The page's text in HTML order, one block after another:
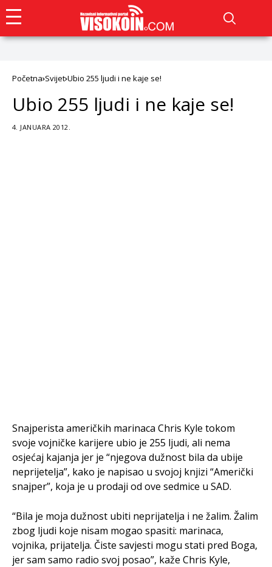
Početna Svijet Ubio 255 ljudi i ne kaje se!
Ubio 255 ljudi i ne kaje se!
4. JANUARA 2012.
Snajperista američkih marinaca Chris Kyle tokom
svoje vojničke karijere ubio je 255 ljudi, ali nema
osjećaj kajanja jer je “njegova dužnost bila da ubije
neprijetelja”, kako je napisao u svojoj knjizi “Američki
snajper”, koja je u prodaji od ove sedmice u SAD.
“Bila je moja dužnost ubiti neprijatelja i ne žalim. Žalim
zbog ljudi koje nisam mogao spasiti: marinaca,
vojnika, prijatelja. Čiste savjesti mogu stati pred Boga,
jer sam samo radio svoj posao”, kaže Chris Kyle,